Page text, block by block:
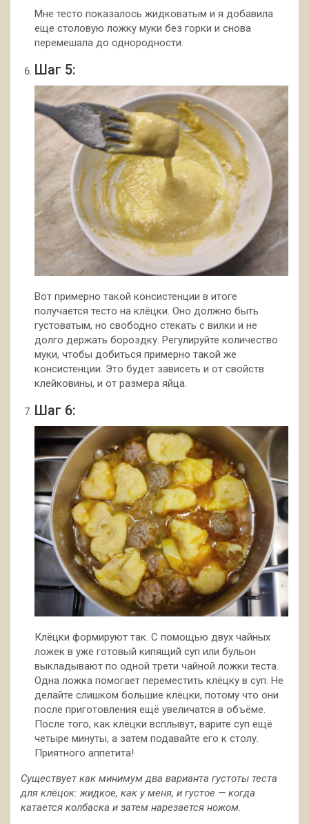
Мне тесто показалось жидковатым и я добавила
еще столовую ложку муки без горки и снова
перемешала до однородности.
Шаг 5:
Вот примерно такой консистенции в итоге
получается тесто на клёцки. Оно должно быть
густоватым, но свободно стекать с вилки и не
долго держать бороздку. Регулируйте количество
муки, чтобы добиться примерно такой же
консистенции. Это будет зависеть и от свойств
клейковины, и от размера яйца.
Шаг 6:
Клёцки формируют так. С помощью двух чайных
ложек в уже готовый кипящий суп или бульон
выкладывают по одной трети чайной ложки теста.
Одна ложка помогает переместить клёцку в суп. Не
делайте слишком большие клёцки, потому что они
после приготовления ещё увеличатся в объёме.
После того, как клёцки всплывут, варите суп ещё
четыре минуты, а затем подавайте его к столу.
Приятного аппетита!
Существует как минимум два варианта густоты теста
для клёцок: жидкое, как у меня, и густое — когда
катается колбаска и затем нарезается ножом.